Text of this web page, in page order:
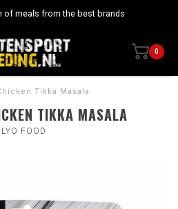
of meals from the best brands
0
Tikka Masala
TIKKA MASALA
LYO FOOD